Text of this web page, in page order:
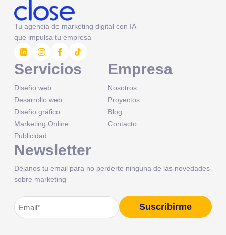
Tu agencia de marketing digital con IA
que impulsa tu empresa
Servicios
Diseño web
Desarrollo web
Diseño gráfico
Marketing Online
Publicidad
Empresa
Nosotros
Proyectos
Blog
Contacto
Newsletter
Déjanos tu email para no perderte ninguna de las novedades
sobre marketing
Correo
electrónico(Obligatorio)
Suscribirme
Alternative: